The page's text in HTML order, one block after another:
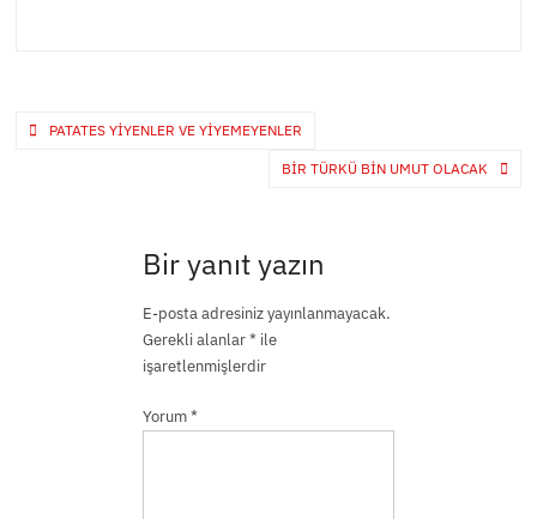
Yazı
PATATES YIYENLER VE YIYEMEYENLER
BIR TÜRKÜ BIN UMUT OLACAK
Bir yanıt yazın
E-posta adresiniz yayınlanmayacak.
Gerekli alanlar*ile
işaretlenmişlerdir
Yorum*